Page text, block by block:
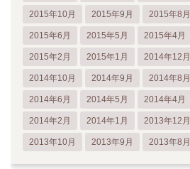
2015年10月 2015年9月 2015年8月
2015年6月 2015年5月 2015年4月
2015年2月 2015年1月 2014年12月
2014年10月 2014年9月 2014年8月
2014年6月 2014年5月 2014年4月
2014年2月 2014年1月 2013年12月
2013年10月 2013年9月 2013年8月